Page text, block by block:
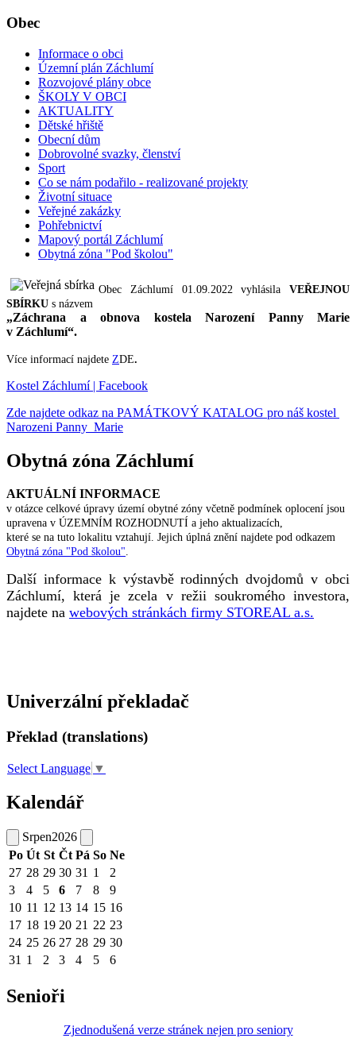
Obec
Informace o obci
Územní plán Záchlumí
Rozvojové plány obce
ŠKOLY V OBCI
AKTUALITY
Dětské hřiště
Obecní dům
Dobrovolné svazky, členství
Sport
Co se nám podařilo - realizované projekty
Životní situace
Veřejné zakázky
Pohřebnictví
Mapový portál Záchlumí
Obytná zóna "Pod školou"
Obec Záchlumí 01.09.2022 vyhlásila VEŘEJNOU
SBÍRKU s názvem
„Záchrana a obnova kostela Narození Panny Marie
v Záchlumí“.
Více informací najdete ZDE.
Kostel Záchlumí | Facebook
Zde najdete odkaz na PAMÁTKOVÝ KATALOG pro náš kostel
Narozeni Panny Marie
Obytná zóna Záchlumí
AKTUÁLNÍ INFORMACE
v otázce celkové úpravy území obytné zóny včetně podmínek oplocení jsou
upravena v ÚZEMNÍM ROZHODNUTÍ a jeho aktualizacích,
které se na tuto lokalitu vztahují. Jejich úplná znění najdete pod odkazem
Obytná zóna "Pod školou".
Další informace k výstavbě rodinných dvojdomů v obci
Záchlumí, která je zcela v režii soukromého investora,
najdete na webových stránkách firmy STOREAL a.s.
Univerzální překladač
Překlad (translations)
Select Language ▼
Kalendář
Srpen2026
Po Út St Čt Pá So Ne
27 28 29 30 31 1
2
3
4 5 6 7 8
9
10 11 12 13 14 15 16
17 18 19 20 21 22 23
24 25 26 27 28 29 30
31 1 2 3 4 5 6
Senioři
Zjednodušená verze stránek nejen pro seniory